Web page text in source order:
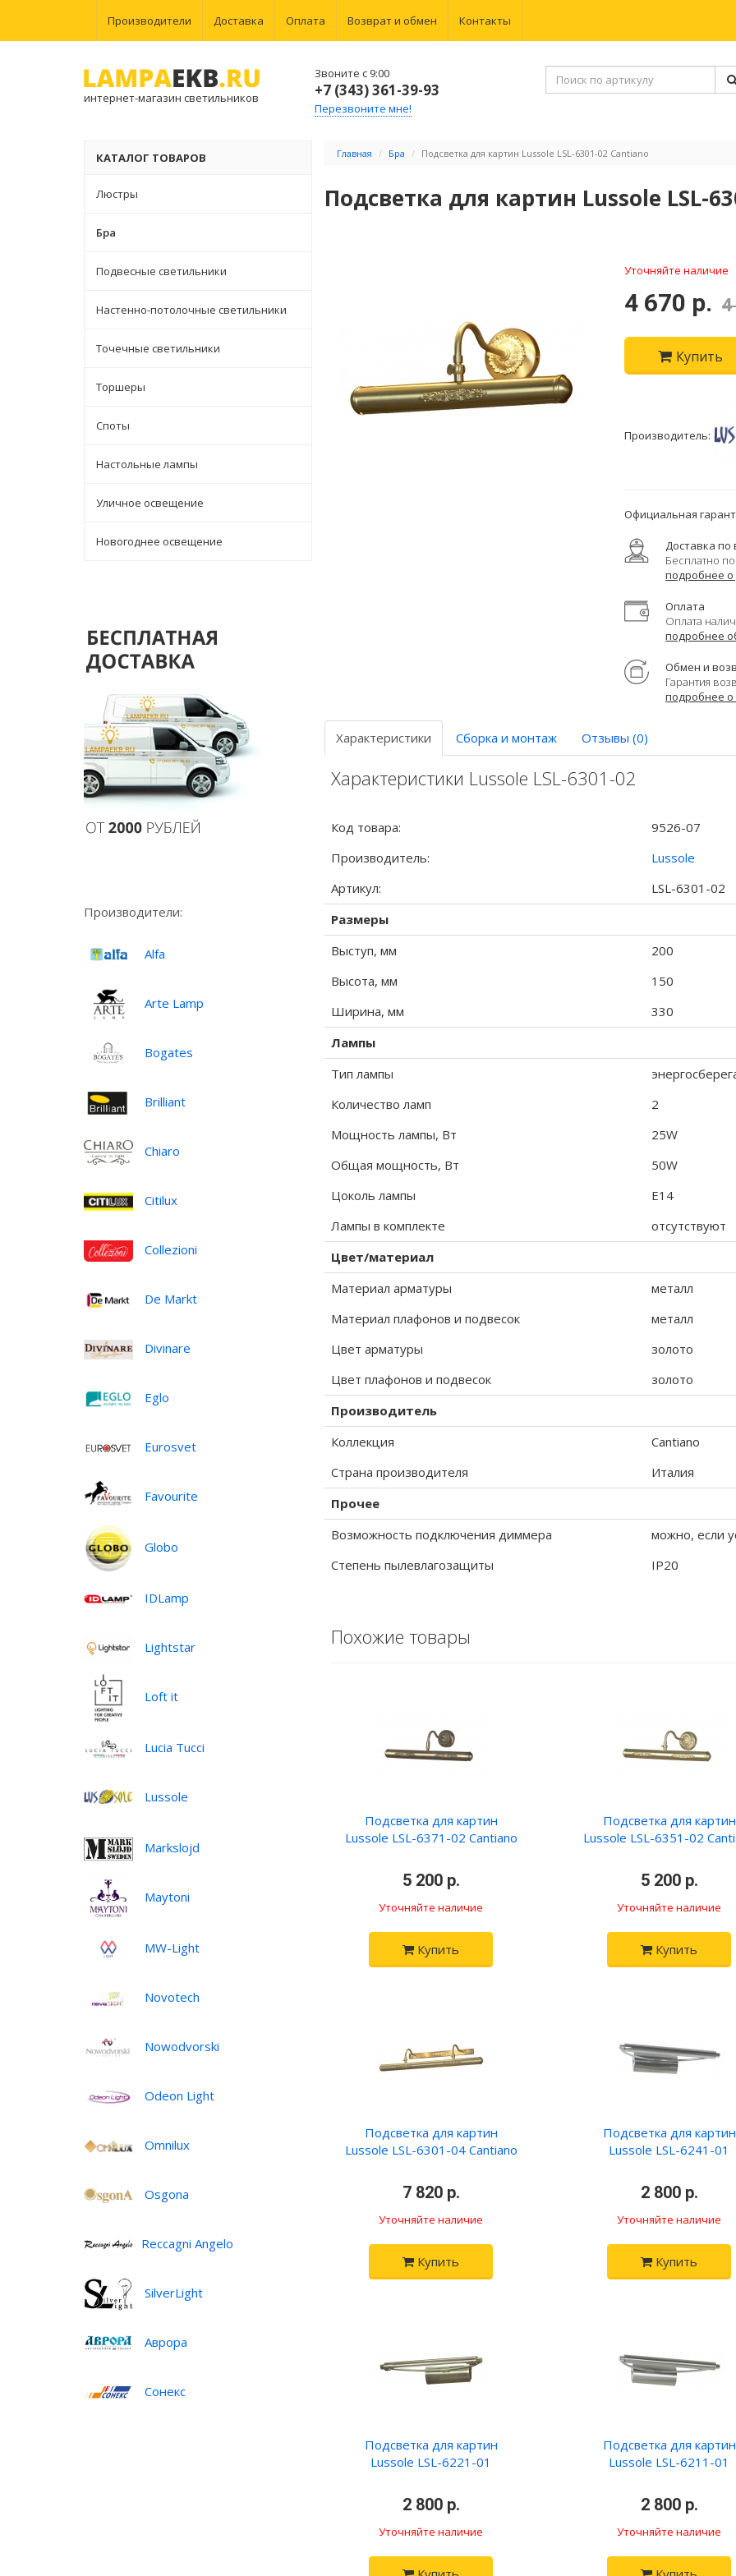
Производители Доставка Оплата Возврат и обмен Контакты
интернет-магазин светильников
Звоните с 9:00
+7 (343) 361-39-93
Перезвоните мне!
КАТАЛОГ ТОВАРОВ
Люстры
Бра
Подвесные светильники
Настенно-потолочные светильники
Точечные светильники
Торшеры
Споты
Настольные лампы
Уличное освещение
Новогоднее освещение
Производители:
Alfa
Arte Lamp
Bogates
Brilliant
Chiaro
Citilux
Collezioni
De Markt
Divinare
Eglo
Eurosvet
Favourite
Globo
IDLamp
Lightstar
Loft it
Lucia Tucci
Lussole
Markslojd
Maytoni
MW-Light
Novotech
Nowodvorski
Odeon Light
Omnilux
Osgona
Reccagni Angelo
SilverLight
Аврора
Сонекс
Главная Бра Подсветка для картин Lussole LSL-6301-02 Cantiano
Подсветка для картин Lussole LSL-
Уточняйте наличие
4 670 р.
Купить
Производитель:
Официальная
Доставка по
Бесплатно
подробнее о
Оплата
Оплата
подробнее
Обмен и
Гарантия
подробнее
Характеристики Сборка и монтаж Отзывы (0)
Характеристики Lussole LSL-6301-02
Код товара:
9526-07
Производитель:
Lussole
Артикул:
LSL-6301-02
Размеры
Выступ, мм
200
Высота, мм
150
Ширина, мм
330
Лампы
Тип лампы
Количество ламп
2
Мощность лампы, Вт
25W
Общая мощность, Вт
50W
Цоколь лампы
E14
Лампы в комплекте
отсутствуют
Цвет/материал
Материал арматуры
металл
Материал плафонов и подвесок
металл
Цвет арматуры
золото
Цвет плафонов и подвесок
золото
Производитель
Коллекция
Cantiano
Страна производителя
Италия
Прочее
Возможность подключения диммера
можно, если
Степень пылевлагозащиты
IP20
Похожие товары
Подсветка для картин
Lussole LSL-6371-02 Cantiano
5 200 р.
Уточняйте наличие
Купить
Подсветка для картин
Lussole LSL-6351-02
5 200 р.
Уточняйте наличие
Купить
Подсветка для картин
Lussole LSL-6301-04 Cantiano
7 820 р.
Уточняйте наличие
Купить
Подсветка для картин
Lussole LSL-6241-01
2 800 р.
Уточняйте наличие
Купить
Подсветка для картин
Lussole LSL-6221-01
2 800 р.
Уточняйте наличие
Подсветка для картин
Lussole LSL-6211-01
2 800 р.
Уточняйте наличие